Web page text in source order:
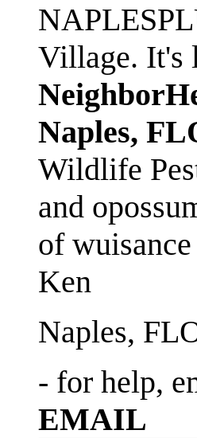
Village. It's
Naples,
Wildlife
and
of
Ken
Naples,
- for help,
EMAIL